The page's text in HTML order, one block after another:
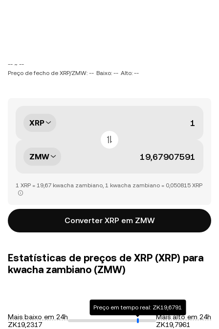
-- ~ --
Preço de fecho de XRP/ZMW: -- Baixo: -- Alto: --
XRP
ZMW
1 XRP = 19,67 kwacha zambiano, 1 kwacha zambiano = 0,050815 XRP
Converter XRP em ZMW
Estatísticas de preços de XRP (XRP) para
kwacha zambiano (ZMW)
Mais baixo em 24h
ZK19,2317
Preço em tempo real: ZK19,6791
Mais alto em 24h
ZK19,7961